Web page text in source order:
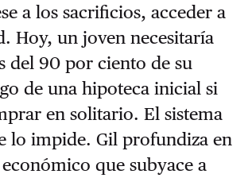
a los sacrificios, acceder a
Hoy, un joven necesitaría
del 90 por ciento de su
de una hipoteca inicial si
en solitario. El sistema
lo impide. Gil profundiza en
que subyace a